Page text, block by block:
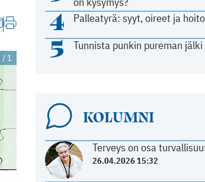
4 Palleatyrä: syyt, oireet ja hoito
5 Tunnista punkin pureman jälki
KOLUMNI
Terveys on osa
26.04.2026 15:32
/ 1